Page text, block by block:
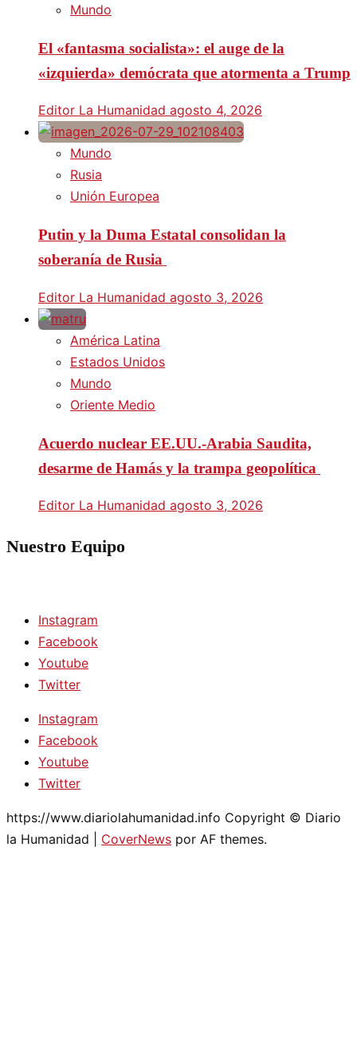
Mundo
El «fantasma socialista»: el auge de la
«izquierda» demócrata que atormenta a Trump
Editor La Humanidad agosto 4, 2026
Mundo
Rusia
Unión Europea
Putin y la Duma Estatal consolidan la
soberanía de Rusia
Editor La Humanidad agosto 3, 2026
América Latina
Estados Unidos
Mundo
Oriente Medio
Acuerdo nuclear EE.UU.-Arabia Saudita,
desarme de Hamás y la trampa geopolítica
Editor La Humanidad agosto 3, 2026
Nuestro Equipo
Instagram
Facebook
Youtube
Twitter
Instagram
Facebook
Youtube
Twitter
https://www.diariolahumanidad.info Copyright © Diario
la Humanidad
CoverNews por AF themes.